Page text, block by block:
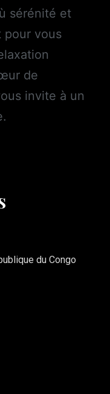
sérénité et
pour vous
de
invite à un
du Congo